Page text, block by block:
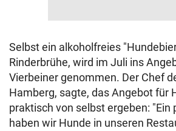
Selbst ein alkoholfreies
Rinderbrühe, wird im Juli ins
Vierbeiner genommen. Der Chef
Hamberg, sagte, das Angebot für
praktisch von selbst ergeben: "Ein
haben wir Hunde in unseren